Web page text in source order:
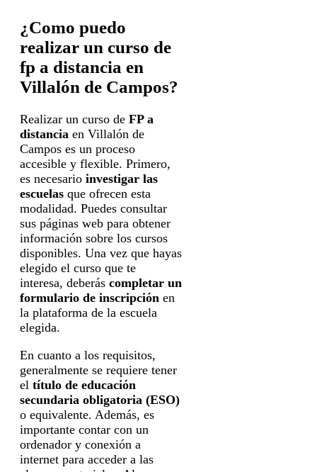
¿Como puedo
realizar un curso de
fp a distancia en
Villalón de Campos?
Realizar un curso de FP a
distancia en Villalón de
Campos es un proceso
accesible y flexible. Primero,
es necesario investigar las
escuelas que ofrecen esta
modalidad. Puedes consultar
sus páginas web para obtener
información sobre los cursos
disponibles. Una vez que hayas
elegido el curso que te
interesa, deberás completar un
formulario de inscripción en
la plataforma de la escuela
elegida.
En cuanto a los requisitos,
generalmente se requiere tener
el título de educación
secundaria obligatoria (ESO)
o equivalente. Además, es
importante contar con un
ordenador y conexión a
internet para acceder a las